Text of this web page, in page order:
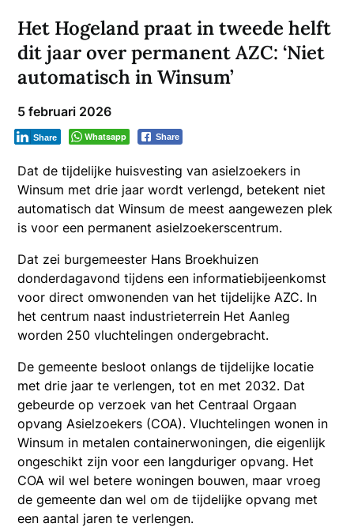
Het Hogeland praat in tweede helft
dit jaar over permanent AZC: ‘Niet
automatisch in Winsum’
5 februari 2026
Whatsapp Share
Share
Dat de tijdelijke huisvesting van asielzoekers in
Winsum met drie jaar wordt verlengd, betekent niet
automatisch dat Winsum de meest aangewezen plek
is voor een permanent asielzoekerscentrum.
Dat zei burgemeester Hans Broekhuizen
donderdagavond tijdens een informatiebijeenkomst
voor direct omwonenden van het tijdelijke AZC. In
het centrum naast industrieterrein Het Aanleg
worden 250 vluchtelingen ondergebracht.
De gemeente besloot onlangs de tijdelijke locatie
met drie jaar te verlengen, tot en met 2032. Dat
gebeurde op verzoek van het Centraal Orgaan
opvang Asielzoekers (COA). Vluchtelingen wonen in
Winsum in metalen containerwoningen, die eigenlijk
ongeschikt zijn voor een langduriger opvang. Het
COA wil wel betere woningen bouwen, maar vroeg
de gemeente dan wel om de tijdelijke opvang met
een aantal jaren te verlengen.